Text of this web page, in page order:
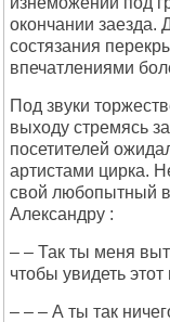
окончании заезда.
состязания
впечатлениями
Под звуки
выходу стремясь
посетителей
артистами цирка.
свой любопытный
Александру :
– – Так ты меня
чтобы увидеть
– – – А ты так